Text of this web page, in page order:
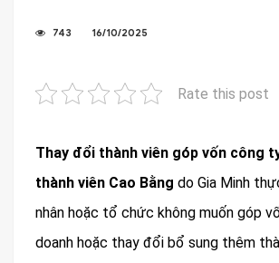
743 16/10/2025
Rate this post
Thay đổi thành viên góp vốn công
thành viên Cao Bằng do Gia Minh
nhân hoặc tổ chức không muốn góp
doanh hoặc thay đổi bổ sung thêm